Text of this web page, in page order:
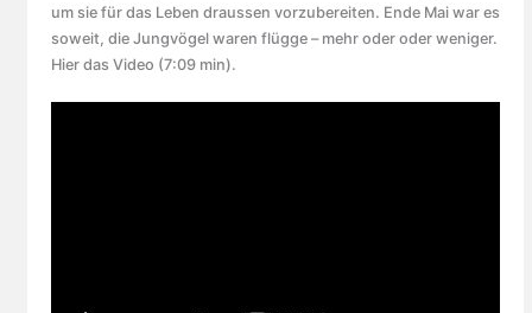
um sie für das Leben draussen vorzubereiten. Ende Mai war es
soweit, die Jungvögel waren flügge – mehr oder oder weniger.
Hier das Video (7:09 min).